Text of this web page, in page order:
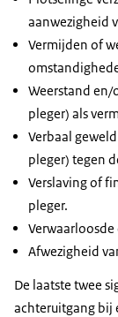
aanwezigheid
Vermijden of
Weerstand
pleger) als
Verbaal
pleger) tegen
Verslaving of
pleger.
Afwezigheid
De laatste twee
achteruitgang bij